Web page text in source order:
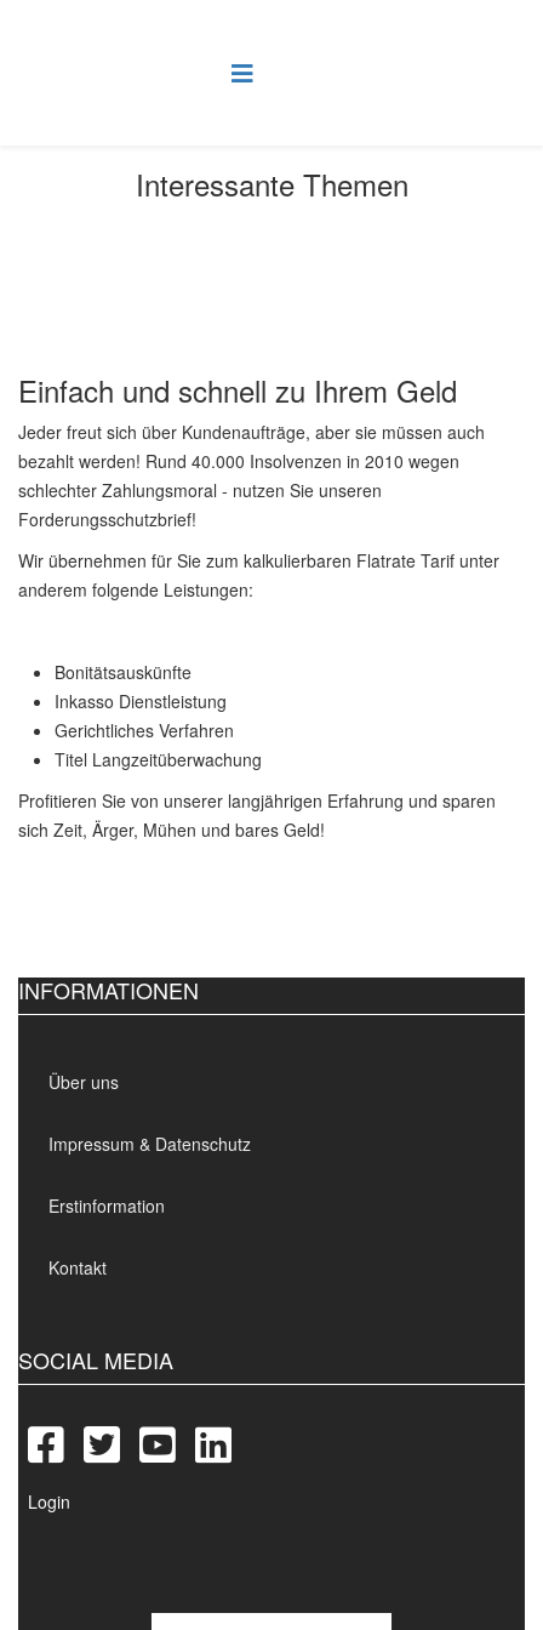
Interessante Themen
Einfach und schnell zu Ihrem Geld
Jeder freut sich über Kundenaufträge, aber sie müssen auch
bezahlt werden! Rund 40.000 Insolvenzen in 2010 wegen
schlechter Zahlungsmoral - nutzen Sie unseren
Forderungsschutzbrief!
Wir übernehmen für Sie zum kalkulierbaren Flatrate Tarif unter
anderem folgende Leistungen:
Bonitätsauskünfte
Inkasso Dienstleistung
Gerichtliches Verfahren
Titel Langzeitüberwachung
Profitieren Sie von unserer langjährigen Erfahrung und sparen
sich Zeit, Ärger, Mühen und bares Geld!
INFORMATIONEN
Über uns
Impressum & Datenschutz
Erstinformation
Kontakt
SOCIAL MEDIA
Login